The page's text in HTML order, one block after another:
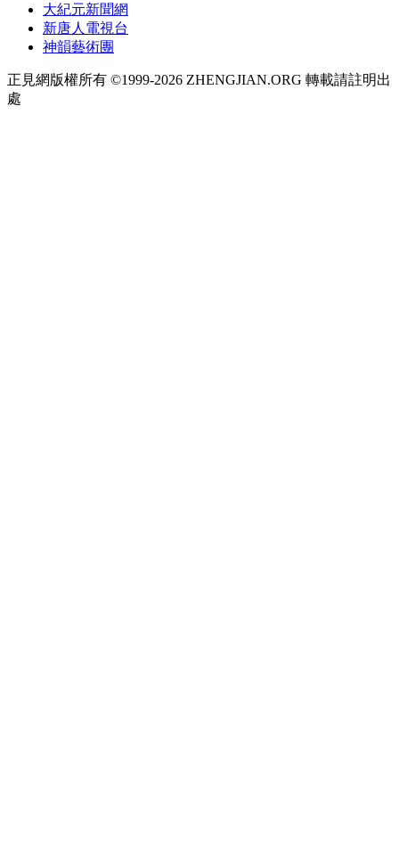
大紀元新聞網
新唐人電視台
神韻藝術團
正見網版權所有 ©1999-2026 ZHENGJIAN.ORG 轉載請註明出
處